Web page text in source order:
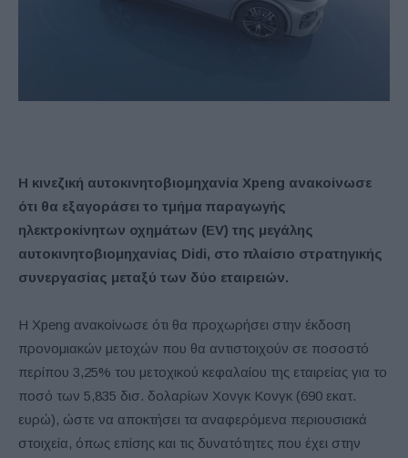
H κινεζική αυτοκινητοβιομηχανία Xpeng ανακοίνωσε
ότι θα εξαγοράσει το τμήμα παραγωγής
ηλεκτροκίνητων οχημάτων (EV) της μεγάλης
αυτοκινητοβιομηχανίας Didi, στο πλαίσιο στρατηγικής
συνεργασίας μεταξύ των δύο εταιρειών.
Η Xpeng ανακοίνωσε ότι θα προχωρήσει στην έκδοση
προνομιακών μετοχών που θα αντιστοιχούν σε ποσοστό
περίπου 3,25% του μετοχικού κεφαλαίου της εταιρείας για το
ποσό των 5,835 δισ. δολαρίων Χονγκ Κονγκ (690 εκατ.
ευρώ), ώστε να αποκτήσει τα αναφερόμενα περιουσιακά
στοιχεία, όπως επίσης και τις δυνατότητες που έχει στην